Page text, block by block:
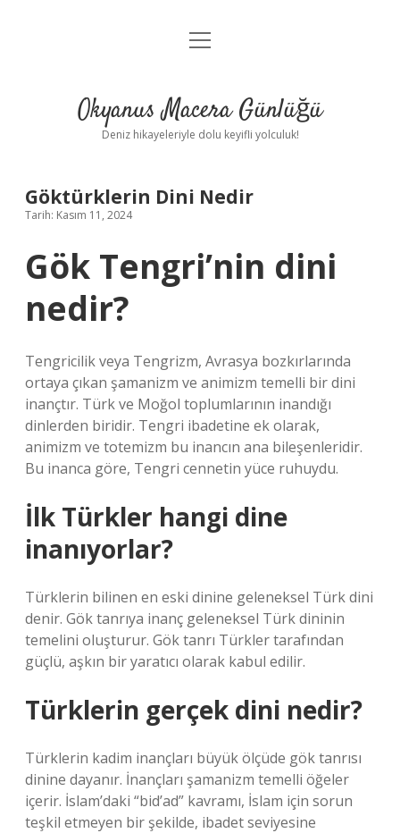
Anasayfa
Yasal Uyarı
menüyü
Okyanus Macera Günlüğü
Deniz hikayeleriyle dolu keyifli yolculuk!
Göktürklerin Dini Nedir
Tarih: Kasım 11, 2024
Gök Tengri’nin dini
nedir?
Tengricilik veya Tengrizm, Avrasya bozkırlarında
ortaya çıkan şamanizm ve animizm temelli bir dini
inançtır. Türk ve Moğol toplumlarının inandığı
dinlerden biridir. Tengri ibadetine ek olarak,
animizm ve totemizm bu inancın ana bileşenleridir.
Bu inanca göre, Tengri cennetin yüce ruhuydu.
İlk Türkler hangi dine
inanıyorlar?
Türklerin bilinen en eski dinine geleneksel Türk dini
denir. Gök tanrıya inanç geleneksel Türk dininin
temelini oluşturur. Gök tanrı Türkler tarafından
güçlü, aşkın bir yaratıcı olarak kabul edilir.
Türklerin gerçek dini nedir?
Türklerin kadim inançları büyük ölçüde gök tanrısı
dinine dayanır. İnançları şamanizm temelli öğeler
içerir. İslam’daki “bid’ad” kavramı, İslam için sorun
teşkil etmeyen bir şekilde, ibadet seviyesine